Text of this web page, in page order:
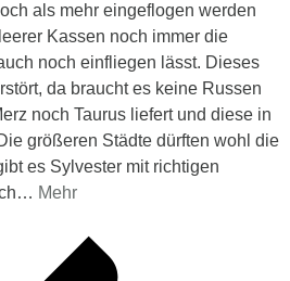
als mehr eingeflogen werden
Kassen noch immer die
noch einfliegen lässt. Dieses
da braucht es keine Russen
noch Taurus liefert und diese in
größeren Städte dürften wohl die
es Sylvester mit richtigen
… Mehr